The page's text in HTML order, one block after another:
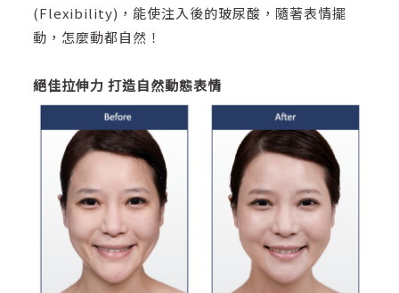
(Flexibility)，能使注入後的玻尿酸，隨著表情擺
動，怎麼動都自然！
絕佳拉伸力打造自然動態表情